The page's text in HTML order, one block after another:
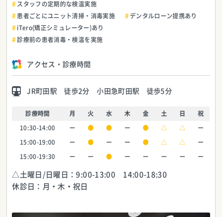
スタッフの定期的な検温実施
患者ごとにユニット清掃・消毒実施
デンタルローン提携あり
iTero(矯正シミュレーター)あり
診療前の患者消毒・検温を実施
アクセス・診療時間
JR町田駅 徒歩2分 小田急町田駅 徒歩5分
診療時間 月 火 水 木 金 土 日 祝
10:30-14:00 ー ● ● ー ● △ △ ー
15:00-19:00 ー ● ー ー ● △ △ ー
15:00-19:30 ー ー ● ー ー ー ー ー
△土曜日/日曜日：9:00-13:00 14:00-18:30
休診日：月・木・祝日